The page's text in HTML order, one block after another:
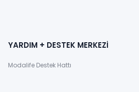
YARDIM + DESTEK MERKEZİ
Modalife Destek Hattı